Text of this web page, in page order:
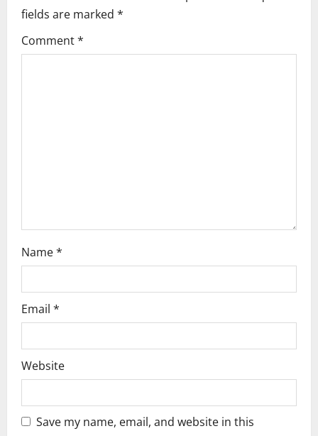
g
a
fields are marked *
Comment*
Name*
Email *
Website
Save my name, email, and website in this